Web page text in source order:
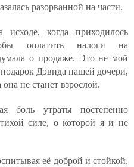
разорванной на части.
когда приходилось
оплатить налоги на
о продаже. Это не мой
Дэвида нашей дочери,
не станет взрослой.
боль утраты постепенно
силе, о которой я и не
её доброй и стойкой,